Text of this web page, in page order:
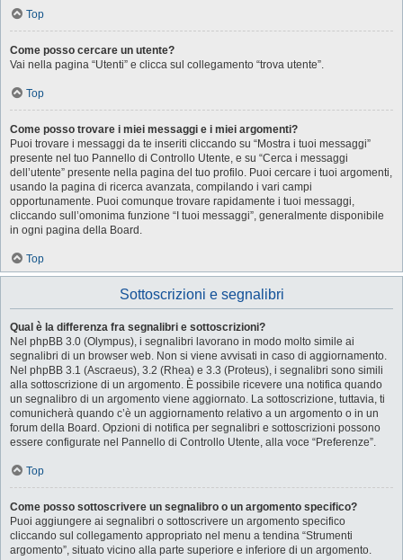
Top
Come posso cercare un utente?
Vai nella pagina “Utenti” e clicca sul collegamento “trova utente”.
Top
Come posso trovare i miei messaggi e i miei argomenti?
Puoi trovare i messaggi da te inseriti cliccando su “Mostra i tuoi messaggi”
presente nel tuo Pannello di Controllo Utente, e su “Cerca i messaggi
dell’utente” presente nella pagina del tuo profilo. Puoi cercare i tuoi argomenti,
usando la pagina di ricerca avanzata, compilando i vari campi
opportunamente. Puoi comunque trovare rapidamente i tuoi messaggi,
cliccando sull’omonima funzione “I tuoi messaggi”, generalmente disponibile
in ogni pagina della Board.
Top
Sottoscrizioni e segnalibri
Qual è la differenza fra segnalibri e sottoscrizioni?
Nel phpBB 3.0 (Olympus), i segnalibri lavorano in modo molto simile ai
segnalibri di un browser web. Non si viene avvisati in caso di aggiornamento.
Nel phpBB 3.1 (Ascraeus), 3.2 (Rhea) e 3.3 (Proteus), i segnalibri sono simili
alla sottoscrizione di un argomento. È possibile ricevere una notifica quando
un segnalibro di un argomento viene aggiornato. La sottoscrizione, tuttavia, ti
comunicherà quando c’è un aggiornamento relativo a un argomento o in un
forum della Board. Opzioni di notifica per segnalibri e sottoscrizioni possono
essere configurate nel Pannello di Controllo Utente, alla voce “Preferenze”.
Top
Come posso sottoscrivere un segnalibro o un argomento specifico?
Puoi aggiungere ai segnalibri o sottoscrivere un argomento specifico
cliccando sul collegamento appropriato nel menu a tendina “Strumenti
argomento”, situato vicino alla parte superiore e inferiore di un argomento.